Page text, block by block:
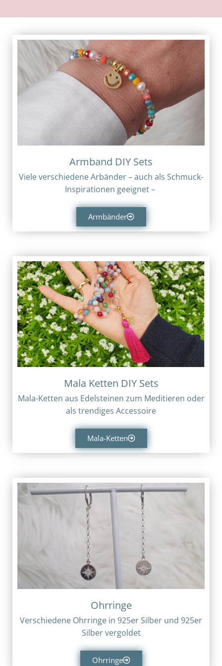
Armband DIY Sets
Viele verschiedene Arbänder – auch als Schmuck-
Inspirationen geeignet –
Armbänder
Mala Ketten DIY Sets
Mala-Ketten aus Edelsteinen zum Meditieren oder
als trendiges Accessoire
Mala-Ketten
Ohrringe
Verschiedene Ohrringe in 925er Silber und 925er
Silber vergoldet
Ohrringe